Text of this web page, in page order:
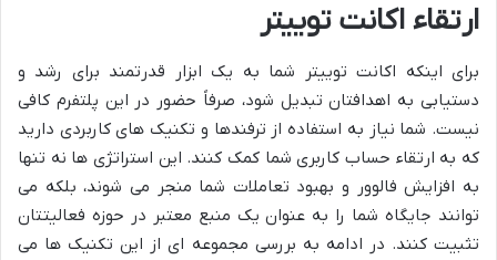
ارتقاء اکانت توییتر
برای اینکه اکانت توییتر شما به یک ابزار قدرتمند برای رشد و
دستیابی به اهدافتان تبدیل شود، صرفاً حضور در این پلتفرم کافی
نیست. شما نیاز به استفاده از ترفندها و تکنیک های کاربردی دارید
که به ارتقاء حساب کاربری شما کمک کنند. این استراتژی ها نه تنها
به افزایش فالوور و بهبود تعاملات شما منجر می شوند، بلکه می
توانند جایگاه شما را به عنوان یک منبع معتبر در حوزه فعالیتتان
تثبیت کنند. در ادامه به بررسی مجموعه ای از این تکنیک ها می